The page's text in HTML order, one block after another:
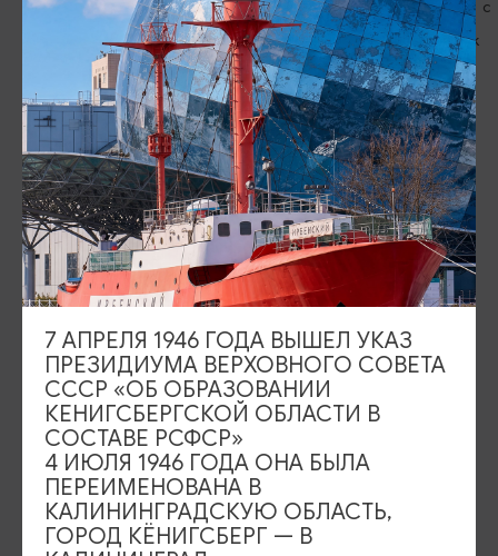
Вс-Пт: 11:00-21:00, Сб: 13:00-21:00
Правдинск
Ежедневно
Черняховск
ИЩИТЕ ТАКЖЕ НА НАШЕМ САЙТЕ
Серебряное ожерелье
Электронная виза
Туры и экскурсии
Афиша мероприятий
Сувениры
Гостевая книга
Гиды и экскурсоводы
Достопримечательности
Карты и маршруты
Рестораны
Гостиницы
Как доехать
7 АПРЕЛЯ 1946 ГОДА ВЫШЕЛ УКАЗ
ПРЕЗИДИУМА ВЕРХОВНОГО СОВЕТА
СССР «ОБ ОБРАЗОВАНИИ
КЕНИГСБЕРГСКОЙ ОБЛАСТИ В
СОСТАВЕ РСФСР»
4 ИЮЛЯ 1946 ГОДА ОНА БЫЛА
ПЕРЕИМЕНОВАНА В
КАЛИНИНГРАДСКУЮ ОБЛАСТЬ,
ГОРОД КЁНИГСБЕРГ — В